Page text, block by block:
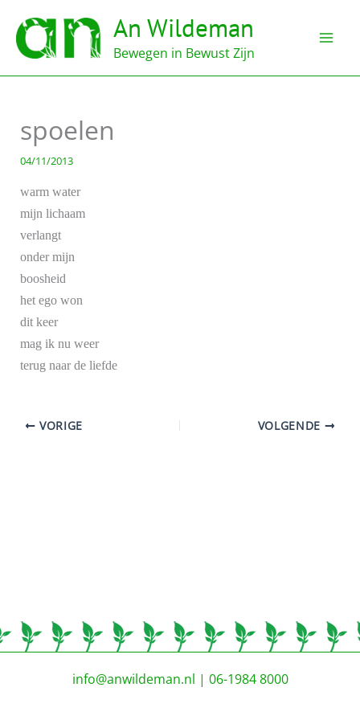
naar
inhoud
An Wildeman
Bewegen in Bewust Zijn
spoelen
04/11/2013
warm water
mijn lichaam
verlangt
onder mijn
boosheid
het ego won
dit keer
mag ik nu weer
terug naar de liefde
VORIGE VOLGENDE
info@anwildeman.nl | 06-1984 8000